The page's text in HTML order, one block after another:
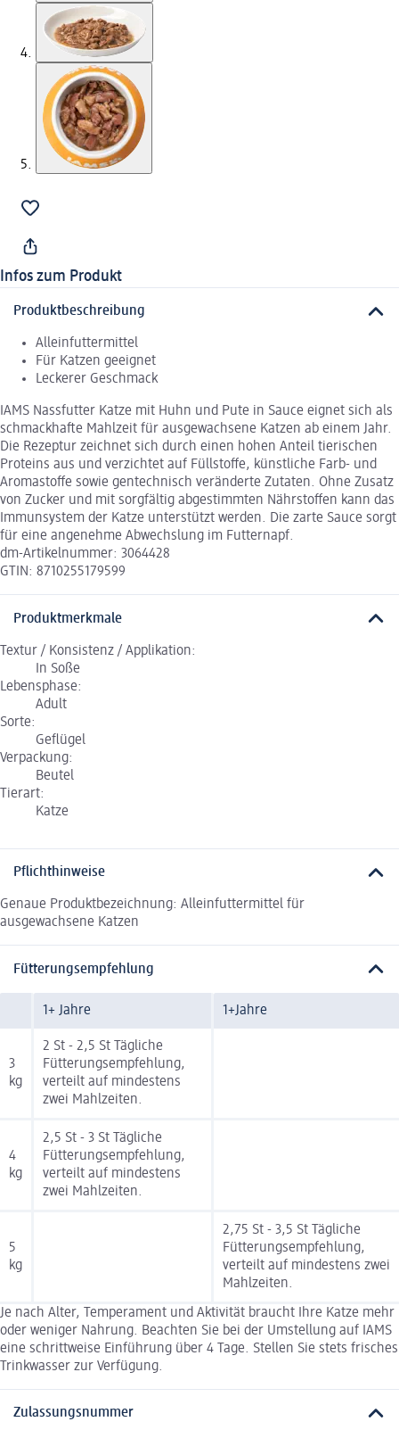
Infos zum Produkt
Produktbeschreibung
Alleinfuttermittel
Für Katzen geeignet
Leckerer Geschmack
IAMS Nassfutter Katze mit Huhn und Pute in Sauce eignet sich als
schmackhafte Mahlzeit für ausgewachsene Katzen ab einem Jahr.
Die Rezeptur zeichnet sich durch einen hohen Anteil tierischen
Proteins aus und verzichtet auf Füllstoffe, künstliche Farb- und
Aromastoffe sowie gentechnisch veränderte Zutaten. Ohne Zusatz
von Zucker und mit sorgfältig abgestimmten Nährstoffen kann das
Immunsystem der Katze unterstützt werden. Die zarte Sauce sorgt
für eine angenehme Abwechslung im Futternapf.
dm-Artikelnummer: 3064428
GTIN: 8710255179599
Produktmerkmale
Textur / Konsistenz / Applikation:
In Soße
Lebensphase:
Adult
Sorte:
Geflügel
Verpackung:
Beutel
Tierart:
Katze
Pflichthinweise
Genaue Produktbezeichnung: Alleinfuttermittel für
ausgewachsene Katzen
Fütterungsempfehlung
1+ Jahre 1+Jahre
3
kg
2 St - 2,5 St Tägliche
Fütterungsempfehlung,
verteilt auf mindestens
zwei Mahlzeiten.
4
kg
2,5 St - 3 St Tägliche
Fütterungsempfehlung,
verteilt auf mindestens
zwei Mahlzeiten.
5
kg
2,75 St - 3,5 St Tägliche
Fütterungsempfehlung,
verteilt auf mindestens zwei
Mahlzeiten.
Je nach Alter, Temperament und Aktivität braucht Ihre Katze mehr
oder weniger Nahrung. Beachten Sie bei der Umstellung auf IAMS
eine schrittweise Einführung über 4 Tage. Stellen Sie stets frisches
Trinkwasser zur Verfügung.
Zulassungsnummer